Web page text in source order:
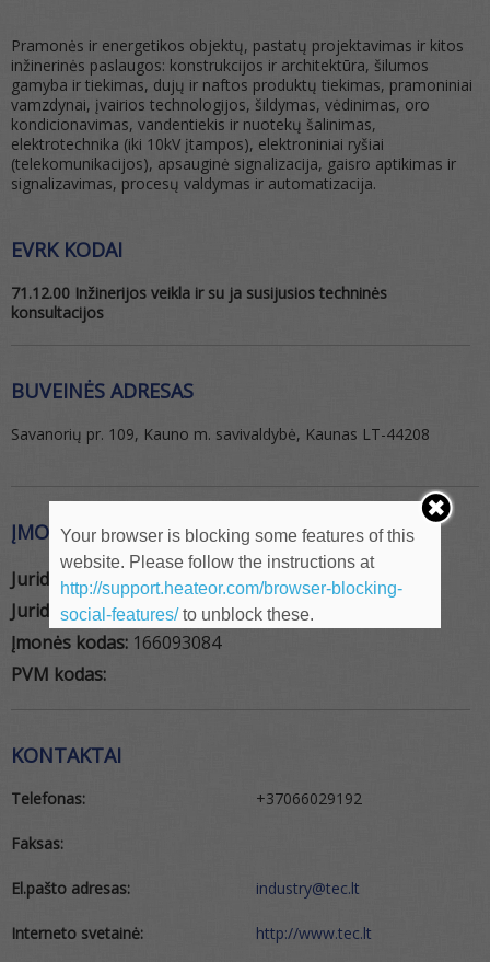
Pramonės ir energetikos objektų, pastatų projektavimas ir kitos
inžinerinės paslaugos: konstrukcijos ir architektūra, šilumos
gamyba ir tiekimas, dujų ir naftos produktų tiekimas, pramoniniai
vamzdynai, įvairios technologijos, šildymas, vėdinimas, oro
kondicionavimas, vandentiekis ir nuotekų šalinimas,
elektrotechnika (iki 10kV įtampos), elektroniniai ryšiai
(telekomunikacijos), apsauginė signalizacija, gaisro aptikimas ir
signalizavimas, procesų valdymas ir automatizacija.
EVRK KODAI
71.12.00 Inžinerijos veikla ir su ja susijusios techninės
konsultacijos
BUVEINĖS ADRESAS
Savanorių pr. 109, Kauno m. savivaldybė, Kaunas LT-44208
ĮMONĖS REKVIZITAI
Juridinio asmens pavadinimas:TEC Industry
Juridinio asmens tipas: UAB
Įmonės kodas: 166093084
PVM kodas:
KONTAKTAI
Telefonas:
Faksas:
El.pašto adresas:
Interneto svetainė:
+37066029192
industry@tec.lt
http://www.tec.lt
Your browser is blocking some features of this
website. Please follow the instructions at
http://support.heateor.com/browser-blocking-
social-features/to unblock these.